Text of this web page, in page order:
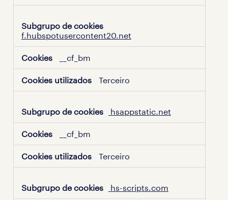
f.hubspotusercontent20.net
__cf_bm
Terceiro
hsappstatic.net
__cf_bm
Terceiro
hs-scripts.com